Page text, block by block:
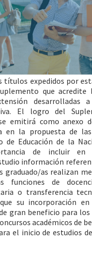
títulos expedidos por
que acredite
El logro del
emitirá como anexo
en la propuesta de las
Educación de la
de incluir
información
graduado/as realizan
funciones de
o transferencia
su incorporación
gran beneficio para los
académicos de
el inicio de estudios